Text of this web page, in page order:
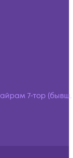
7-тор (бывш.